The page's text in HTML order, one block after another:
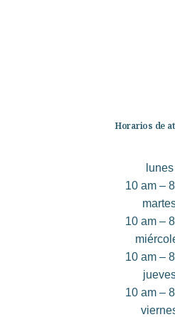
Horarios de
lunes
10 am –
10 am –
10 am –
10 am –